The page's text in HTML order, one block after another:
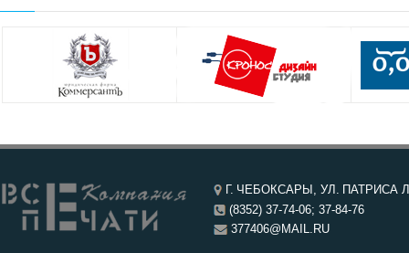
Г. ЧЕБОКСАРЫ, УЛ. ПАТРИСА
(8352) 37-74-06; 37-84-76
377406@MAIL.RU